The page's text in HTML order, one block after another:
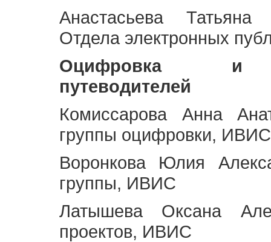
Анастасьева Татьяна
Отдела электронных
Оцифровка и
путеводителей
Комиссарова Анна
группы оцифровки, ИВИС
Воронкова Юлия
группы, ИВИС
Латышева Оксана
проектов, ИВИС